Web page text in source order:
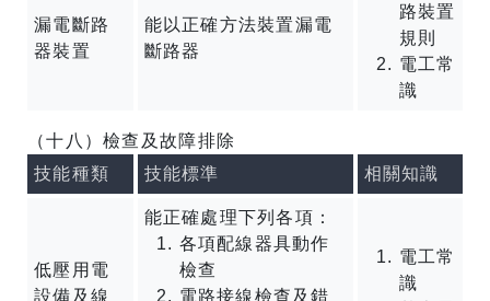
漏電斷路
器裝置
能以正確方法裝置漏電
斷路器
路裝置
規則
電工常
識
（十八）檢查及故障排除
技能種類
技能標準 相關知識
低壓用電
設備及線
能正確處理下列各項：
各項配線器具動作
檢查
電路接線檢查及錯
電工常
識